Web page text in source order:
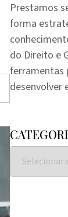
Prestamos
forma
do Direito e
ferramentas
desenvolver